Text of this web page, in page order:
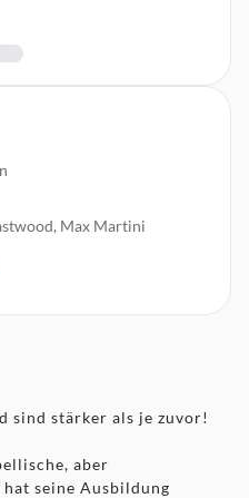
Max Martini
sind stärker als je zuvor!
aber
seine Ausbildung